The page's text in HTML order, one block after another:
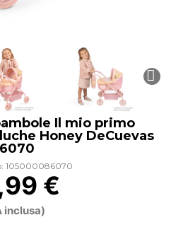
Il mio primo
Honey DeCuevas
105000086070
€
inclusa)